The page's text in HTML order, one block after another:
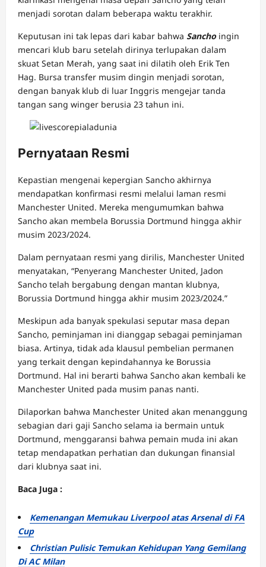
menjadi sorotan dalam beberapa waktu terakhir.
Keputusan ini tak lepas dari kabar bahwa Sanchoingin
mencari klub baru setelah dirinya terlupakan dalam
skuat Setan Merah, yang saat ini dilatih oleh Erik Ten
Hag. Bursa transfer musim dingin menjadi sorotan,
dengan banyak klub di luar Inggris mengejar tanda
tangan sang winger berusia 23 tahun ini.
Pernyataan Resmi
Kepastian mengenai kepergian Sancho akhirnya
mendapatkan konfirmasi resmi melalui laman resmi
Manchester United. Mereka mengumumkan bahwa
Sancho akan membela Borussia Dortmund hingga akhir
musim 2023/2024.
Dalam pernyataan resmi yang dirilis, Manchester United
menyatakan, “Penyerang Manchester United, Jadon
Sancho telah bergabung dengan mantan klubnya,
Borussia Dortmund hingga akhir musim 2023/2024.”
Meskipun ada banyak spekulasi seputar masa depan
Sancho, peminjaman ini dianggap sebagai peminjaman
biasa. Artinya, tidak ada klausul pembelian permanen
yang terkait dengan kepindahannya ke Borussia
Dortmund. Hal ini berarti bahwa Sancho akan kembali ke
Manchester United pada musim panas nanti.
Dilaporkan bahwa Manchester United akan menanggung
sebagian dari gaji Sancho selama ia bermain untuk
Dortmund, menggaransi bahwa pemain muda ini akan
tetap mendapatkan perhatian dan dukungan finansial
dari klubnya saat ini.
Baca Juga :
Kemenangan Memukau Liverpool atas Arsenal di FA
Cup
Christian Pulisic Temukan Kehidupan Yang Gemilang
Di AC Milan